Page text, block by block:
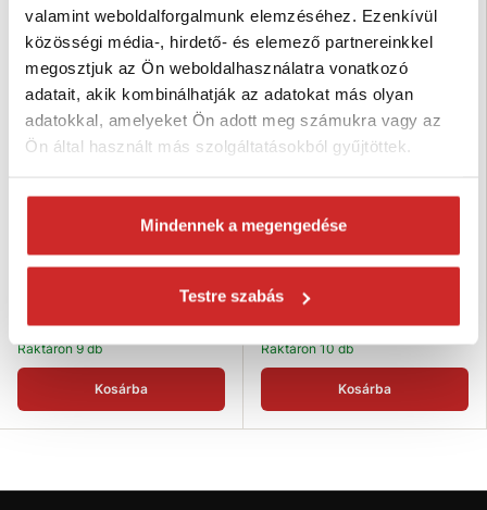
valamint weboldalforgalmunk elemzéséhez. Ezenkívül
közösségi média-, hirdető- és elemező partnereinkkel
megosztjuk az Ön weboldalhasználatra vonatkozó
adatait, akik kombinálhatják az adatokat más olyan
adatokkal, amelyeket Ön adott meg számukra vagy az
Ön által használt más szolgáltatásokból gyűjtöttek.
Mindennek a megengedése
Testre szabás
SVX Textil függeszték SZEM-
28 272 Ft
Raktáron 9 db
Kosárba
SVX Textil függeszték SZEM-
26 667 Ft
Hosszúság (m): 1 m
Raktáron 10 db
Kosárba